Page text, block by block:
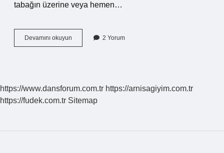
tabağın üzerine veya hemen…
Devamını okuyun
Kaşığı
2 Yorum
https://www.dansforum.com.tr https://arnisagiyim.com.tr
https://fudek.com.tr Sitemap